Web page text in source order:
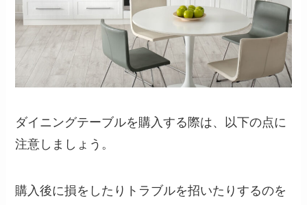
ダイニングテーブルを購入する際は、以下の点に
注意しましょう。
購入後に損をしたりトラブルを招いたりするのを